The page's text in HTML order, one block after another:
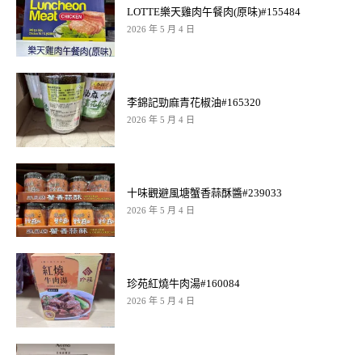
LOTTE樂天雞肉午餐肉(原味)#155484
2026 年 5 月 4 日
李錦記勁麻青花椒油#165320
2026 年 5 月 4 日
十味觀避風塘蟹香蒜酥醬#239033
2026 年 5 月 4 日
珍苑紅燒牛肉湯#160084
2026 年 5 月 4 日